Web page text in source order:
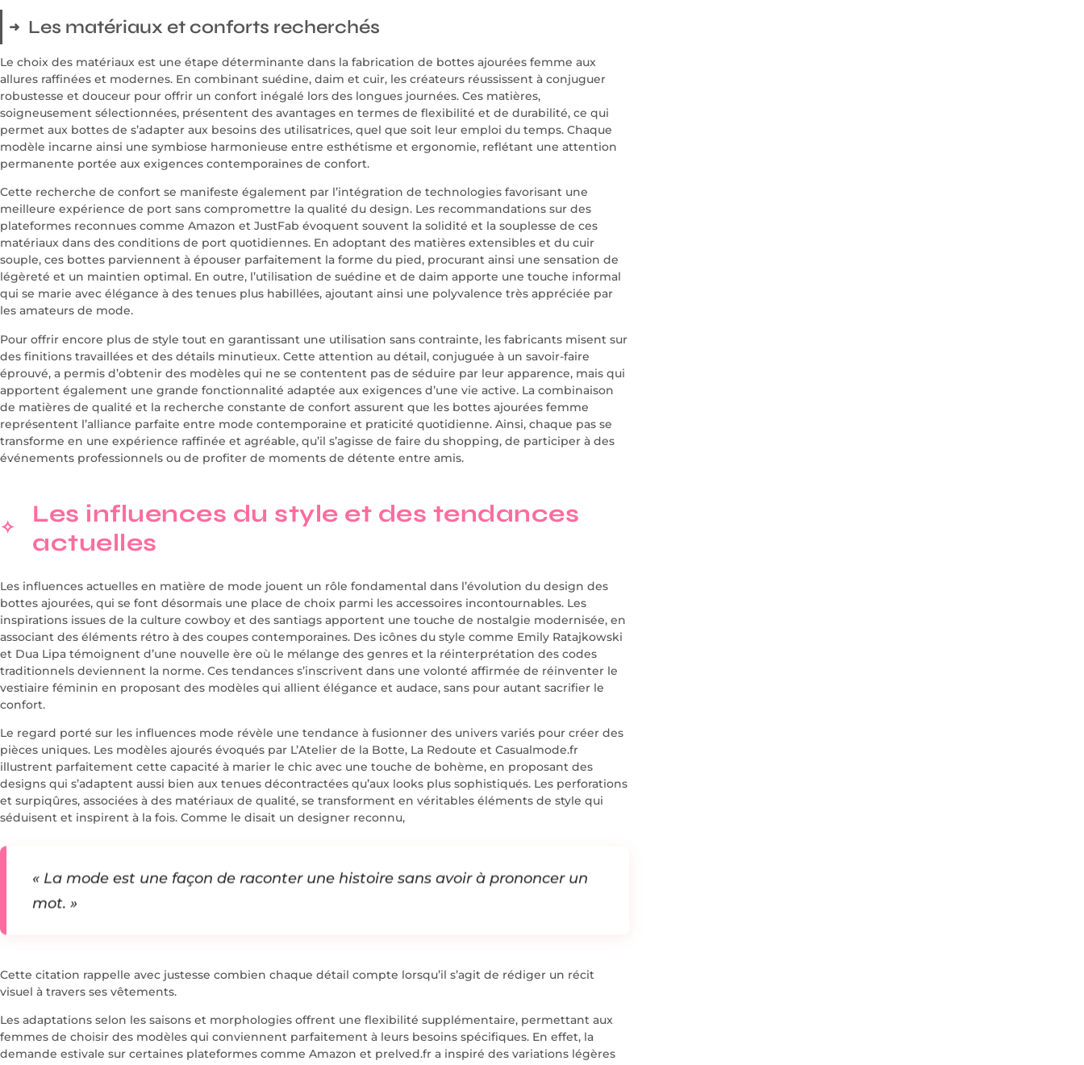
Les matériaux et conforts recherchés
Le choix des matériaux est une étape déterminante dans la fabrication de bottes ajourées femme aux
allures raffinées et modernes. En combinant suédine, daim et cuir, les créateurs réussissent à conjuguer
robustesse et douceur pour offrir un confort inégalé lors des longues journées. Ces matières,
soigneusement sélectionnées, présentent des avantages en termes de flexibilité et de durabilité, ce qui
permet aux bottes de s’adapter aux besoins des utilisatrices, quel que soit leur emploi du temps. Chaque
modèle incarne ainsi une symbiose harmonieuse entre esthétisme et ergonomie, reflétant une attention
permanente portée aux exigences contemporaines de confort.
Cette recherche de confort se manifeste également par l’intégration de technologies favorisant une
meilleure expérience de port sans compromettre la qualité du design. Les recommandations sur des
plateformes reconnues comme Amazon et JustFab évoquent souvent la solidité et la souplesse de ces
matériaux dans des conditions de port quotidiennes. En adoptant des matières extensibles et du cuir
souple, ces bottes parviennent à épouser parfaitement la forme du pied, procurant ainsi une sensation de
légèreté et un maintien optimal. En outre, l’utilisation de suédine et de daim apporte une touche informal
qui se marie avec élégance à des tenues plus habillées, ajoutant ainsi une polyvalence très appréciée par
les amateurs de mode.
Pour offrir encore plus de style tout en garantissant une utilisation sans contrainte, les fabricants misent sur
des finitions travaillées et des détails minutieux. Cette attention au détail, conjuguée à un savoir-faire
éprouvé, a permis d’obtenir des modèles qui ne se contentent pas de séduire par leur apparence, mais qui
apportent également une grande fonctionnalité adaptée aux exigences d’une vie active. La combinaison
de matières de qualité et la recherche constante de confort assurent que les bottes ajourées femme
représentent l’alliance parfaite entre mode contemporaine et praticité quotidienne. Ainsi, chaque pas se
transforme en une expérience raffinée et agréable, qu’il s’agisse de faire du shopping, de participer à des
événements professionnels ou de profiter de moments de détente entre amis.
Les influences du style et des tendances
actuelles
Les influences actuelles en matière de mode jouent un rôle fondamental dans l’évolution du design des
bottes ajourées, qui se font désormais une place de choix parmi les accessoires incontournables. Les
inspirations issues de la culture cowboy et des santiags apportent une touche de nostalgie modernisée, en
associant des éléments rétro à des coupes contemporaines. Des icônes du style comme Emily Ratajkowski
et Dua Lipa témoignent d’une nouvelle ère où le mélange des genres et la réinterprétation des codes
traditionnels deviennent la norme. Ces tendances s’inscrivent dans une volonté affirmée de réinventer le
vestiaire féminin en proposant des modèles qui allient élégance et audace, sans pour autant sacrifier le
confort.
Le regard porté sur les influences mode révèle une tendance à fusionner des univers variés pour créer des
pièces uniques. Les modèles ajourés évoqués par L’Atelier de la Botte, La Redoute et Casualmode.fr
illustrent parfaitement cette capacité à marier le chic avec une touche de bohème, en proposant des
designs qui s’adaptent aussi bien aux tenues décontractées qu’aux looks plus sophistiqués. Les perforations
et surpiqûres, associées à des matériaux de qualité, se transforment en véritables éléments de style qui
séduisent et inspirent à la fois. Comme le disait un designer reconnu,
« La mode est une façon de raconter une histoire sans avoir à prononcer un
mot. »
Cette citation rappelle avec justesse combien chaque détail compte lorsqu’il s’agit de rédiger un récit
visuel à travers ses vêtements.
Les adaptations selon les saisons et morphologies offrent une flexibilité supplémentaire, permettant aux
femmes de choisir des modèles qui conviennent parfaitement à leurs besoins spécifiques. En effet, la
demande estivale sur certaines plateformes comme Amazon et prelved.fr a inspiré des variations légères